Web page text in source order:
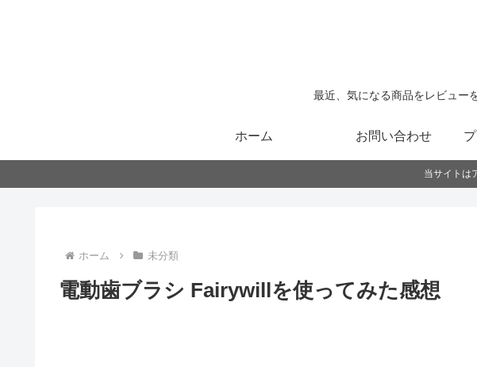
最近、気になる商品をレビュー
ホーム お問い合わせ
当サイトは
ホーム 未分類
電動歯ブラシ Fairywillを使ってみた感想